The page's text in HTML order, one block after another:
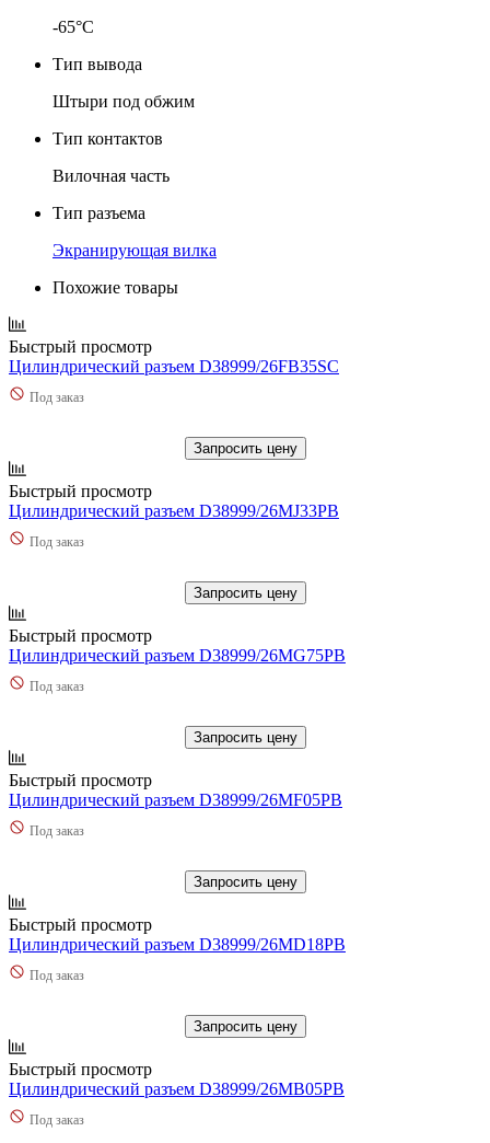
-65°C
Тип вывода
Штыри под обжим
Тип контактов
Вилочная часть
Тип разъема
Экранирующая вилка
Похожие товары
Быстрый просмотр
Цилиндрический разъем D38999/26FB35SC
Под заказ
Запросить цену
Быстрый просмотр
Цилиндрический разъем D38999/26MJ33PB
Под заказ
Запросить цену
Быстрый просмотр
Цилиндрический разъем D38999/26MG75PB
Под заказ
Запросить цену
Быстрый просмотр
Цилиндрический разъем D38999/26MF05PB
Под заказ
Запросить цену
Быстрый просмотр
Цилиндрический разъем D38999/26MD18PB
Под заказ
Запросить цену
Быстрый просмотр
Цилиндрический разъем D38999/26MB05PB
Под заказ